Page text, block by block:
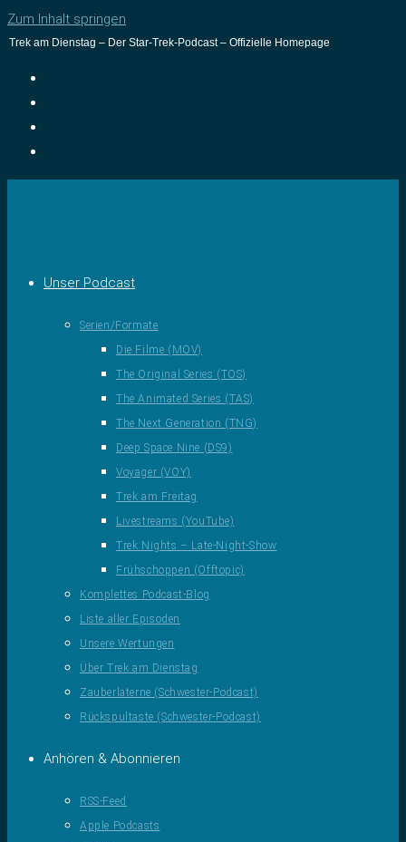
Zum Inhalt springen
Trek am Dienstag – Der Star-Trek-Podcast – Offizielle Homepage
Unser Podcast
Serien/Formate
Die Filme (MOV)
The Original Series (TOS)
The Animated Series (TAS)
The Next Generation (TNG)
Deep Space Nine (DS9)
Voyager (VOY)
Trek am Freitag
Livestreams (YouTube)
Trek Nights – Late-Night-Show
Frühschoppen (Offtopic)
Komplettes Podcast-Blog
Liste aller Episoden
Unsere Wertungen
Über Trek am Dienstag
Zauberlaterne (Schwester-Podcast)
Rückspultaste (Schwester-Podcast)
Anhören & Abonnieren
RSS-Feed
Apple Podcasts